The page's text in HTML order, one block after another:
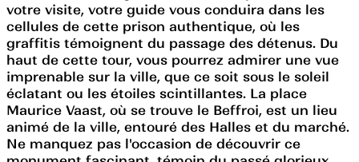
votre visite, votre guide vous conduira dans les
cellules de cette prison authentique, où les
graffitis témoignent du passage des détenus. Du
haut de cette tour, vous pourrez admirer une vue
imprenable sur la ville, que ce soit sous le soleil
éclatant ou les étoiles scintillantes. La place
Maurice Vaast, où se trouve le Beffroi, est un lieu
animé de la ville, entouré des Halles et du marché.
Ne manquez pas l'occasion de découvrir ce